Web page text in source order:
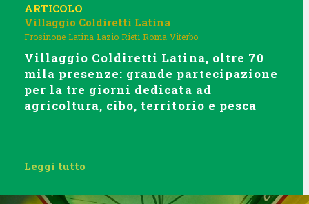
ARTICOLO
Villaggio Coldiretti Latina
Frosinone Latina Lazio Rieti Roma Viterbo
Villaggio Coldiretti Latina, oltre 70
mila presenze: grande partecipazione
per la tre giorni dedicata ad
agricoltura, cibo, territorio e pesca
Leggi tutto